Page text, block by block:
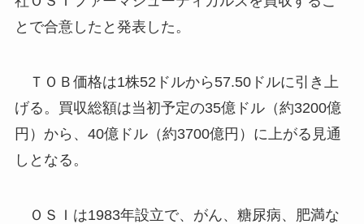
とで合意したと発表した。
ＴＯＢ価格は1株52ドルから57.50ドルに引き上
げる。買収総額は当初予定の35億ドル（約3200億
円）から、40億ドル（約3700億円）に上がる見通
しとなる。
ＯＳＩは1983年設立で、がん、糖尿病、肥満な